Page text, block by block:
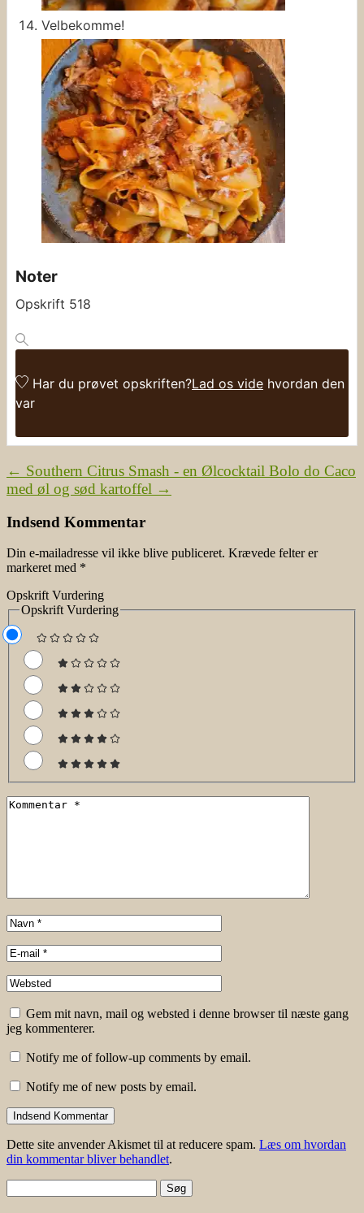
Velbekomme!
Noter
Opskrift 518
Har du prøvet opskriften?Lad os vide hvordan den
var
← Southern Citrus Smash - en Ølcocktail Bolo do Caco
med øl og sød kartoffel →
Indsend Kommentar
Din e-mailadresse vil ikke blive publiceret. Krævede felter er
markeret med *
Opskrift Vurdering
Opskrift Vurdering
Gem mit navn, mail og websted i denne browser til næste gang
jeg kommenterer.
Notify me of follow-up comments by email.
Notify me of new posts by email.
Dette site anvender Akismet til at reducere spam. Læs om hvordan
din kommentar bliver behandlet.
efter: